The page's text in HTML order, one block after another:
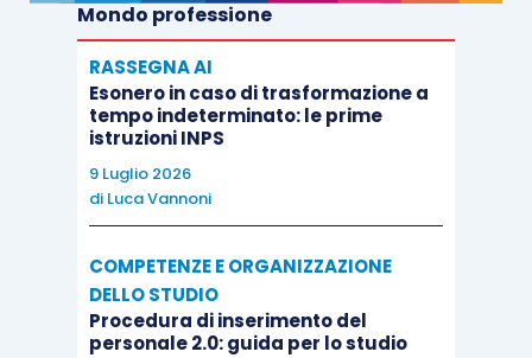
Mondo professione
RASSEGNA AI
Esonero in caso di trasformazione a
tempo indeterminato: le prime
istruzioni INPS
9 Luglio 2026
di Luca Vannoni
COMPETENZE E ORGANIZZAZIONE
DELLO STUDIO
Procedura di inserimento del
personale 2.0: guida per lo studio